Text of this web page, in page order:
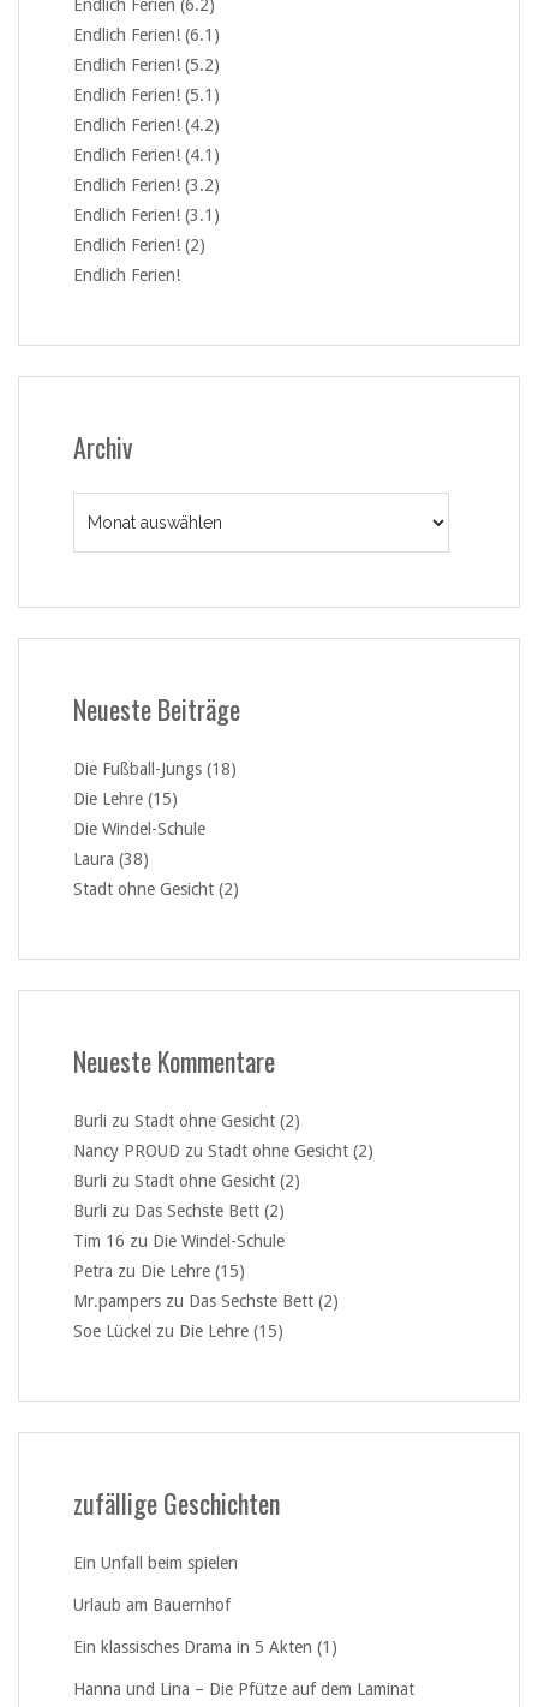
Endlich Ferien (6.2)
Endlich Ferien! (6.1)
Endlich Ferien! (5.2)
Endlich Ferien! (5.1)
Endlich Ferien! (4.2)
Endlich Ferien! (4.1)
Endlich Ferien! (3.2)
Endlich Ferien! (3.1)
Endlich Ferien! (2)
Endlich Ferien!
Archiv
Neueste Beiträge
Die Fußball-Jungs (18)
Die Lehre (15)
Die Windel-Schule
Laura (38)
Stadt ohne Gesicht (2)
Neueste Kommentare
Burli zu Stadt ohne Gesicht (2)
Nancy PROUD zu Stadt ohne Gesicht (2)
Burli zu Stadt ohne Gesicht (2)
Burli zu Das Sechste Bett (2)
Tim 16 zu Die Windel-Schule
Petra zu Die Lehre (15)
Mr.pampers zu Das Sechste Bett (2)
Soe Lückel zu Die Lehre (15)
zufällige Geschichten
Ein Unfall beim spielen
Urlaub am Bauernhof
Ein klassisches Drama in 5 Akten (1)
Hanna und Lina – Die Pfütze auf dem Laminat